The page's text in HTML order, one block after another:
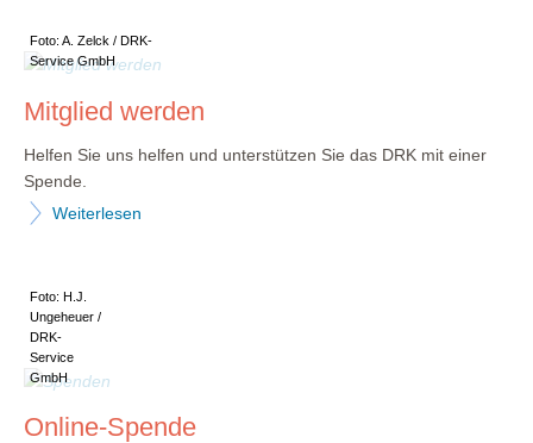
Foto: A. Zelck / DRK-
Service GmbH
Mitglied werden
Helfen Sie uns helfen und unterstützen Sie das DRK mit einer
Spende.
Weiterlesen
Foto: H.J.
Ungeheuer /
DRK-
Service
GmbH
Online-Spende